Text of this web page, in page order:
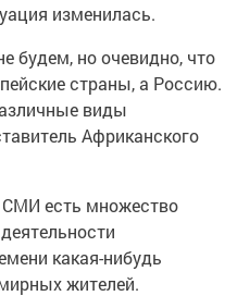
изменилась.
будем, но очевидно, что
страны, а Россию.
виды
Африканского
СМИ есть множество
какая-нибудь
жителей.